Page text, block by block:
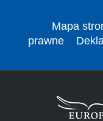
Mapa
prawne